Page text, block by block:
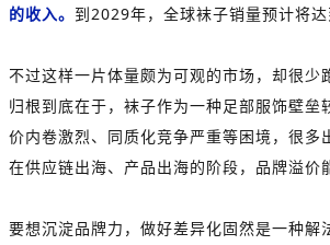
的收入。 到2029年，全球袜子销量预计将达
不过这样一片体量颇为可观的市场，却很少
归根到底在于，袜子作为一种足部服饰壁垒
价内卷激烈、同质化竞争严重等困境，很多
在供应链出海、产品出海的阶段，品牌溢价
要想沉淀品牌力，做好差异化固然是一种解